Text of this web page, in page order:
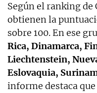
Según el ranking de
obtienen la
sobre 100. En ese
Rica, Dinamarca,
Liechtenstein,
Eslovaquia,
informe destaca que